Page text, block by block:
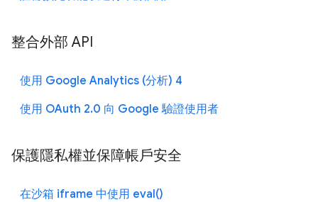
整合外部 API
使用 Google Analytics (分析) 4
使用 OAuth 2.0 向 Google 驗證使用者
保護隱私權並保障帳戶安全
在沙箱 iframe 中使用 eval()